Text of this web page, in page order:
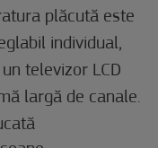
plăcută este
individual,
televizor LCD
largă de canale.